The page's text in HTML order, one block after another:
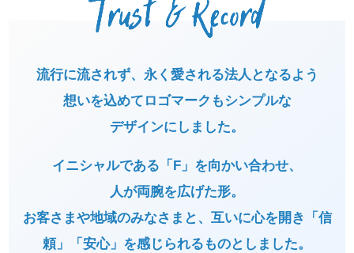
CONTACT
流行に流されず、永く愛される法人となるよう
想いを込めて ロゴマークもシンプルな
デザインにしました。
イニシャルである「F」を向かい合わせ、
人が両腕を広げた形。
お客さまや地域のみなさまと、互いに心を開き「信
頼」「安心」を感じられるものとしました。